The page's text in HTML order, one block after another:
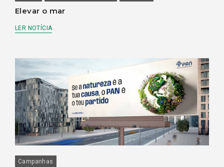
Elevar o mar
LER NOTÍCIA
Campanhas